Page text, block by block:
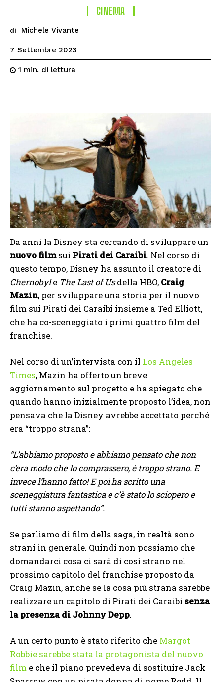
CINEMA
di Michele Vivante
7 Settembre 2023
1 min. di lettura
Da anni la Disney sta cercando di sviluppare un
nuovo filmsui Pirati dei Caraibi. Nel corso di
questo tempo, Disney ha assunto il creatore di
Chernobyle The Last of Usdella HBO, Craig
Mazin, per sviluppare una storia per il nuovo
film sui Pirati dei Caraibi insieme a Ted Elliott,
che ha co-sceneggiato i primi quattro film del
franchise.
Nel corso di un’intervista con il Los Angeles
Times, Mazin ha offerto un breve
aggiornamento sul progetto e ha spiegato che
quando hanno inizialmente proposto l’idea, non
pensava che la Disney avrebbe accettato perché
era “troppo strana”:
“L’abbiamo proposto e abbiamo pensato che non
c’era modo che lo comprassero, è troppo strano. E
invece l’hanno fatto! E poi ha scritto una
sceneggiatura fantastica e c’è stato lo sciopero e
tutti stanno aspettando”.
Se parliamo di film della saga, in realtà sono
strani in generale. Quindi non possiamo che
domandarci cosa ci sarà di così strano nel
prossimo capitolo del franchise proposto da
Craig Mazin, anche se la cosa più strana sarebbe
realizzare un capitolo di Pirati dei Caraibi senza
la presenza di Johnny Depp.
A un certo punto è stato riferito che Margot
Robbie sarebbe stata la protagonista del nuovo
film e che il piano prevedeva di sostituire Jack